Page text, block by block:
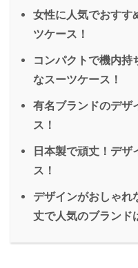
女性に人気でおすす
ツケース！
コンパクトで機内持
なスーツケース！
有名ブランドのデザ
ス！
日本製で頑丈！デザ
ス！
デザインがおしゃれ
丈で人気のブランド